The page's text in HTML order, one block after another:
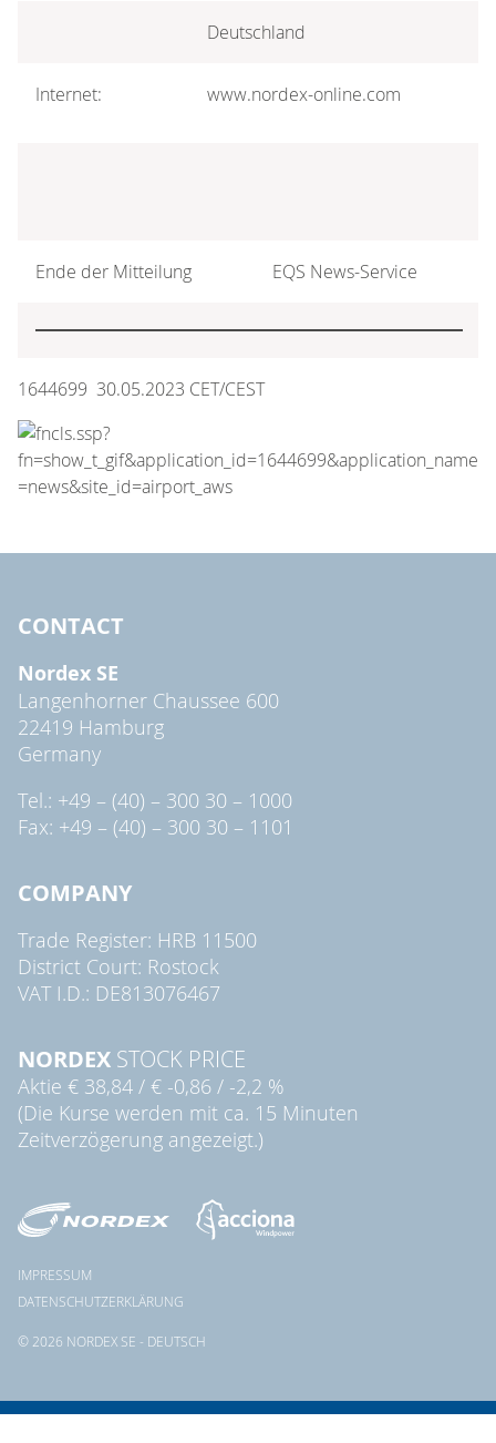
Deutschland
Internet: www.nordex-online.com
Ende der Mitteilung EQS News-Service
1644699 30.05.2023 CET/CEST
CONTACT
Nordex SE
Langenhorner Chaussee 600
22419 Hamburg
Germany
Tel.: +49 – (40) – 300 30 – 1000
Fax: +49 – (40) – 300 30 – 1101
COMPANY
Trade Register: HRB 11500
District Court: Rostock
VAT I.D.: DE813076467
NORDEX STOCK PRICE
Aktie € 38,84 / € -0,86 / -2,2 %
(Die Kurse werden mit ca. 15 Minuten
Zeitverzögerung angezeigt.)
© 2026 NORDEX SE - DEUTSCH
IMPRESSUM
DATENSCHUTZERKLÄRUNG